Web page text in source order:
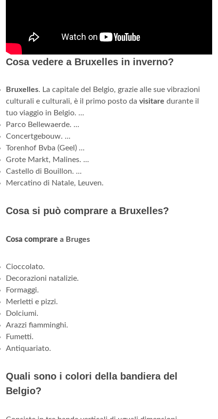
Cosa vedere a Bruxelles in inverno?
Bruxelles. La capitale del Belgio, grazie alle sue vibrazioni
culturali e culturali, è il primo posto da visitare durante il
tuo viaggio in Belgio. ...
Parco Bellewaerde. ...
Concertgebouw. ...
Torenhof Bvba (Geel) ...
Grote Markt, Malines. ...
Castello di Bouillon. ...
Mercatino di Natale, Leuven.
Cosa si può comprare a Bruxelles?
Cosa comprare a Bruges
Cioccolato.
Decorazioni natalizie.
Formaggi.
Merletti e pizzi.
Dolciumi.
Arazzi fiamminghi.
Fumetti.
Antiquariato.
Quali sono i colori della bandiera del
Belgio?